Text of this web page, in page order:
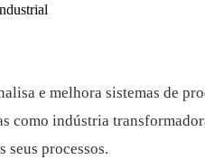
e melhora sistemas de
como indústria
seus processos.